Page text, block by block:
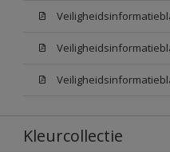
Kleurcollectie